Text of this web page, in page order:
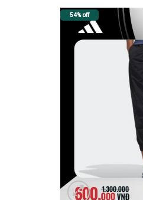
54% off